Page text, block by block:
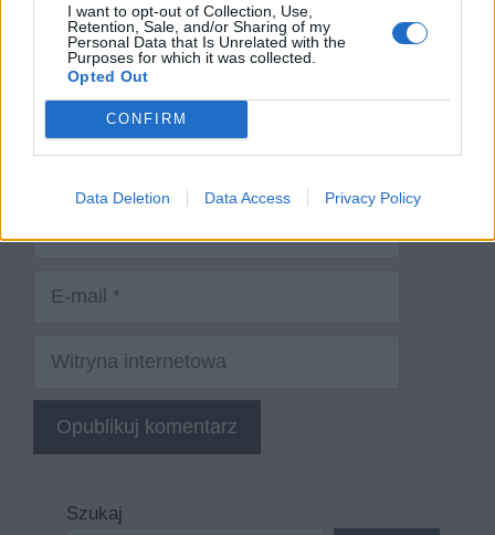
I want to opt-out of Collection, Use,
Retention, Sale, and/or Sharing of my
Personal Data that Is Unrelated with the
Purposes for which it was collected.
Opted Out
CONFIRM
Data Deletion Data Access Privacy Policy
Witryna
internetowa
Szukaj